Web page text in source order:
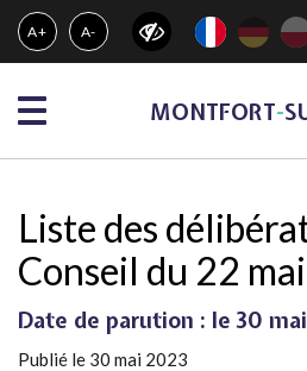
Gestion des traceurs
A+ A-
Menu MONTFORT-
Liste des
Conseil du 22
Date de parution : le 30
Publié le 30 mai 2023